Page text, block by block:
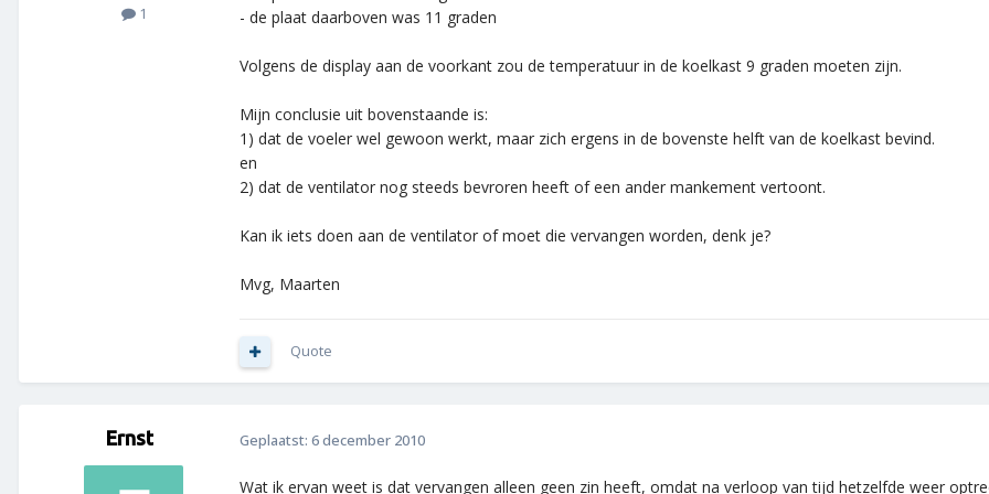
1
- de plaat daarboven was 11 graden
Volgens de display aan de voorkant zou de temperatuur in de koelkast 9 graden moeten zijn.
Mijn conclusie uit bovenstaande is:
1) dat de voeler wel gewoon werkt, maar zich ergens in de bovenste helft van de koelkast bevind.
en
2) dat de ventilator nog steeds bevroren heeft of een ander mankement vertoont.
Kan ik iets doen aan de ventilator of moet die vervangen worden, denk je?
Mvg, Maarten
Quote
Ernst Geplaatst: 6 december 2010
Wat ik ervan weet is dat vervangen alleen geen zin heeft, omdat na verloop van tijd hetzelfde weer